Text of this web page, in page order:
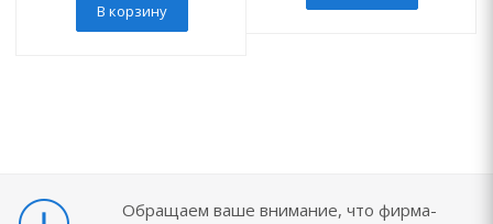
В корзину
Обращаем ваше внимание, что фирма-